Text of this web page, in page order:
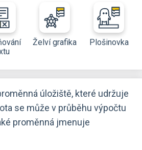
Želví grafika Plošinovka
úložiště, které udržuje
se může v průběhu výpočtu
proměnná jmenuje